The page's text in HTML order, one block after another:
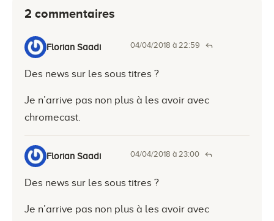
2 commentaires
Florian Saadi 04/04/2018 à 22:59
Des news sur les sous titres ?
Je n’arrive pas non plus à les avoir avec
chromecast.
Florian Saadi 04/04/2018 à 23:00
Des news sur les sous titres ?
Je n’arrive pas non plus à les avoir avec